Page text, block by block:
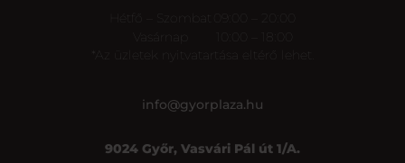
*Az üzletek nyitvatartása eltérő lehet.
info@gyorplaza.hu
9024 Győr, Vasvári Pál út 1/A.